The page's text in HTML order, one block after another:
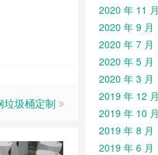
垃圾桶定制
2020 年 11 月
2020 年 9 月
2020 年 7 月
2020 年 5 月
2020 年 3 月
2019 年 12 月
2019 年 10 月
2019 年 8 月
2019 年 6 月